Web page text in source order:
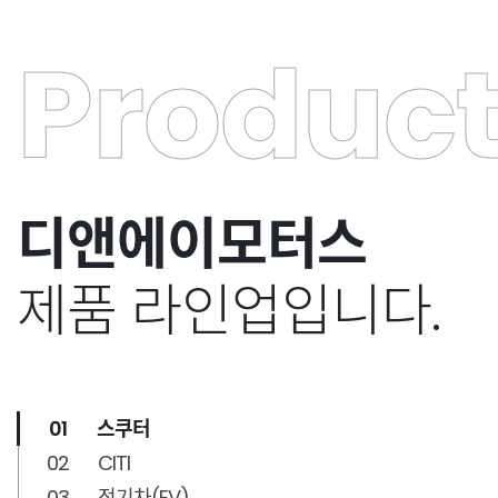
디앤에이모터스
제품 라인업입니다.
01
스쿠터
02
CITI